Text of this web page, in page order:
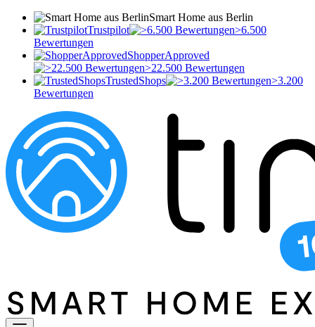
Smart Home aus Berlin
Trustpilot
>6.500
Bewertungen
ShopperApproved
>22.500 Bewertungen
TrustedShops
>3.200
Bewertungen